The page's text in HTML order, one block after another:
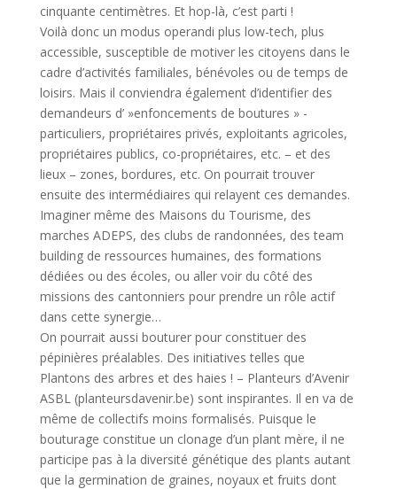
cinquante centimètres. Et hop-là, c’est parti !
Voilà donc un modus operandi plus low-tech, plus
accessible, susceptible de motiver les citoyens dans le
cadre d’activités familiales, bénévoles ou de temps de
loisirs. Mais il conviendra également d’identifier des
demandeurs d’ »enfoncements de boutures » -
particuliers, propriétaires privés, exploitants agricoles,
propriétaires publics, co-propriétaires, etc. – et des
lieux – zones, bordures, etc. On pourrait trouver
ensuite des intermédiaires qui relayent ces demandes.
Imaginer même des Maisons du Tourisme, des
marches ADEPS, des clubs de randonnées, des team
building de ressources humaines, des formations
dédiées ou des écoles, ou aller voir du côté des
missions des cantonniers pour prendre un rôle actif
dans cette synergie…
On pourrait aussi bouturer pour constituer des
pépinières préalables. Des initiatives telles que
Plantons des arbres et des haies ! – Planteurs d’Avenir
ASBL (planteursdavenir.be) sont inspirantes. Il en va de
même de collectifs moins formalisés. Puisque le
bouturage constitue un clonage d’un plant mère, il ne
participe pas à la diversité génétique des plants autant
que la germination de graines, noyaux et fruits dont